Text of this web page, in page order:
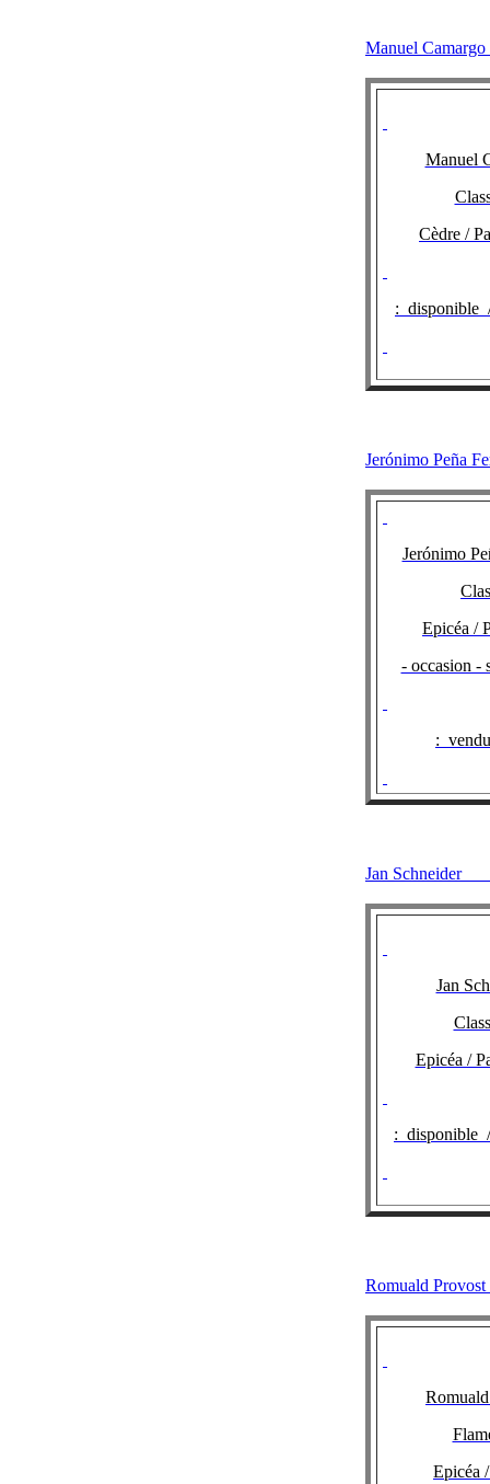
Manuel Camargo
Manuel
Cèdre /
: disponible
Jerónimo
Jerónimo
Epicéa /
- occasion -
:
Jan
Jan
Epicéa /
: disponible
Romuald
Epicéa